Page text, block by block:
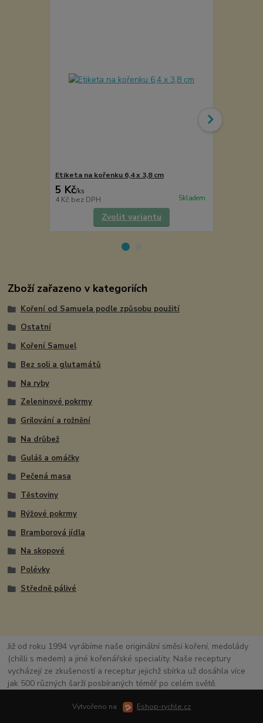
Etiketa na kořenku 6,4 x 3,8 cm
5 Kč/ks
4 Kč bez DPH Skladem
Zvolit variantu
Zboží zařazeno v kategoriích
Koření od Samuela podle způsobu použití
Ostatní
Koření Samuel
Bez soli a glutamátů
Na ryby
Zeleninové pokrmy
Grilování a rožnění
Na drůbež
Guláš a omáčky
Pečená masa
Těstoviny
Rýžové pokrmy
Bramborová jídla
Na skopové
Polévky
Středně pálivé
Již od roku 1994 vyrábíme naše originální směsi koření, medolády
(chilli s medem) a jiné kořenářské speciality. Naše receptury
vycházejí ze zkušeností a receptur jejichž sbírka už dosáhla více
jak 500 různých šarží posbíraných téměř po celém světě.
Vytvořeno na Eshop-rychle.cz